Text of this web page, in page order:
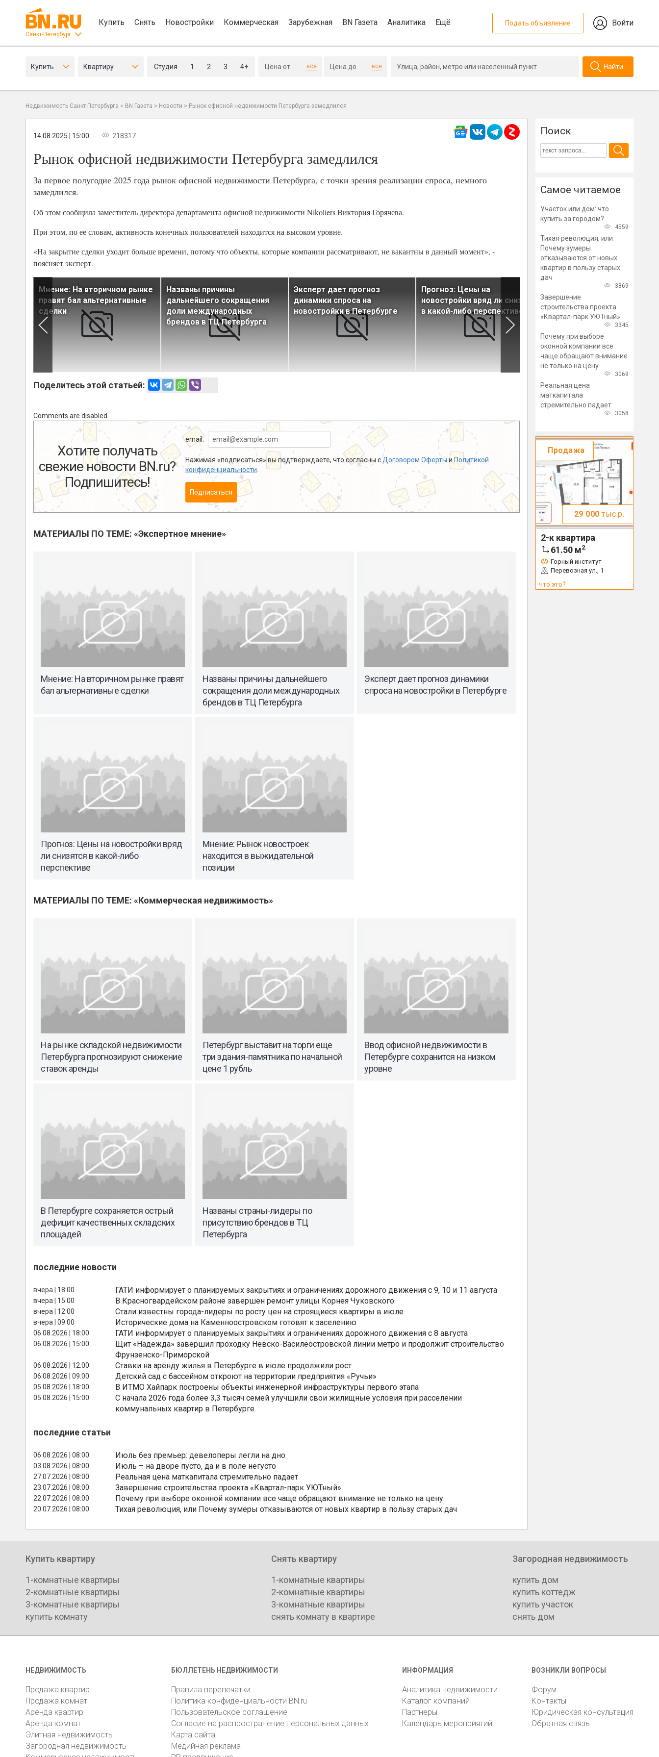
Санкт-Петербург
Купить Снять Новостройки Коммерческая Зарубежная BN Газета Аналитика Ещё Подать объявление Войти
Купить Квартиру Студия 1 2 3 4+ всё всё Найти
Недвижимость Санкт-Петербурга > BN Газета > Новости > Рынок офисной недвижимости Петербурга замедлился
14.08.2025 | 15:00 218317
Рынок офисной недвижимости Петербурга замедлился
За первое полугодие 2025 года рынок офисной недвижимости Петербурга, с точки зрения реализации спроса, немного
замедлился.
Об этом сообщила заместитель директора департамента офисной недвижимости Nikoliers Виктория Горячева.
При этом, по ее словам, активность конечных пользователей находится на высоком уровне.
«На закрытие сделки уходит больше времени, потому что объекты, которые компании рассматривают, не вакантны в данный момент», -
поясняет эксперт.
Мнение: На вторичном рынке
правят бал альтернативные
сделки
Названы причины
дальнейшего сокращения
доли международных
брендов в ТЦ Петербурга
Эксперт дает прогноз
динамики спроса на
новостройки в Петербурге
Прогноз: Цены на
новостройки вряд ли снизятся
в какой-либо перспективе
Мнение: Рынок новостроек
находится в
позиции
Поделитесь этой статьей:
Comments are disabled
Хотите получать
свежие новости BN.ru?
Подпишитесь!
email:
Нажимая «подписаться» вы подтверждаете, что согласны с Договором Оферты и Политикой
конфиденциальности
Подписаться
МАТЕРИАЛЫ ПО ТЕМЕ: «Экспертное мнение»
Мнение: На вторичном рынке правят
бал альтернативные сделки
Названы причины дальнейшего
сокращения доли международных
брендов в ТЦ Петербурга
Эксперт дает прогноз динамики
спроса на новостройки в Петербурге
Прогноз: Цены на новостройки вряд
ли снизятся в какой-либо
перспективе
Мнение: Рынок новостроек
находится в выжидательной
позиции
МАТЕРИАЛЫ ПО ТЕМЕ: «Коммерческая недвижимость»
На рынке складской недвижимости
Петербурга прогнозируют снижение
ставок аренды
Петербург выставит на торги еще
три здания-памятника по начальной
цене 1 рубль
Ввод офисной недвижимости в
Петербурге сохранится на низком
уровне
В Петербурге сохраняется острый
дефицит качественных складских
площадей
Названы страны-лидеры по
присутствию брендов в ТЦ
Петербурга
последние новости
вчера | 18:00 ГАТИ информирует о планируемых закрытиях и ограничениях дорожного движения с 9, 10 и 11 августа
вчера | 15:00 В Красногвардейском районе завершен ремонт улицы Корнея Чуковского
вчера | 12:00 Стали известны города-лидеры по росту цен на строящиеся квартиры в июле
вчера | 09:00 Исторические дома на Каменноостровском готовят к заселению
06.08.2026 | 18:00 ГАТИ информирует о планируемых закрытиях и ограничениях дорожного движения с 8 августа
06.08.2026 | 15:00
Щит «Надежда» завершил проходку Невско-Василеостровской линии метро и продолжит строительство
Фрунзенско-Приморской
06.08.2026 | 12:00 Ставки на аренду жилья в Петербурге в июле продолжили рост
06.08.2026 | 09:00 Детский сад с бассейном откроют на территории предприятия «Ручьи»
05.08.2026 | 18:00 В ИТМО Хайпарк построены объекты инженерной инфраструктуры первого этапа
05.08.2026 | 15:00
С начала 2026 года более 3,3 тысяч семей улучшили свои жилищные условия при расселении
коммунальных квартир в Петербурге
последние статьи
06.08.2026 | 08:00 Июль без премьер: девелоперы легли на дно
03.08.2026 | 08:00 Июль – на дворе пусто, да и в поле негусто
27.07.2026 | 08:00 Реальная цена маткапитала стремительно падает
23.07.2026 | 08:00 Завершение строительства проекта «Квартал-парк УЮТный»
22.07.2026 | 08:00 Почему при выборе оконной компании все чаще обращают внимание не только на цену
20.07.2026 | 08:00 Тихая революция, или Почему зумеры отказываются от новых квартир в пользу старых дач
Поиск
Самое читаемое
Участок или дом: что
купить за городом?
4559
Тихая революция, или
Почему зумеры
отказываются от новых
квартир в пользу старых
дач
3869
Завершение
строительства проекта
«Квартал-парк УЮТный»
3345
Почему при выборе
оконной компании все
чаще обращают внимание
не только на цену
3069
Реальная цена
маткапитала
стремительно падает
3058
Продажа
29 000 тыс.р.
2-к квартира
61.50 м2
Горный институт
Перевозная ул., 1
что это?
Купить квартиру
1-комнатные квартиры
2-комнатные квартиры
3-комнатные квартиры
купить комнату
Снять квартиру
1-комнатные квартиры
2-комнатные квартиры
3-комнатные квартиры
снять комнату в квартире
Загородная недвижимость
купить дом
купить коттедж
купить участок
снять дом
НЕДВИЖИМОСТЬ
Продажа квартир
Продажа комнат
Аренда квартир
Аренда комнат
Элитная недвижимость
Загородная недвижимость
БЮЛЛЕТЕНЬ НЕДВИЖИМОСТИ
Правила перепечатки
Политика конфиденциальности BN.ru
Пользовательское соглашение
Согласие на распространение персональных данных
Карта сайта
Медийная реклама
ИНФОРМАЦИЯ
Аналитика недвижимости
Каталог компаний
Партнеры
Календарь мероприятий
ВОЗНИКЛИ ВОПРОСЫ
Форум
Контакты
Юридическая консультация
Обратная связь